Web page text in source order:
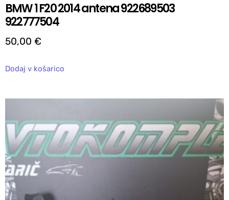
BMW 1 F20 2014 antena 922689503
922777504
50,00 €
Dodaj v košarico